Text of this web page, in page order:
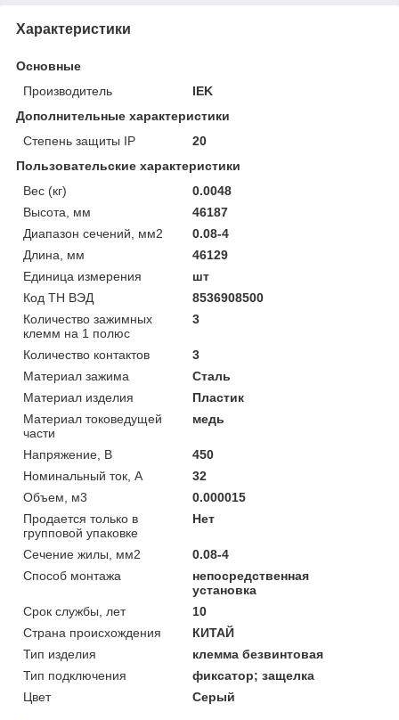
Характеристики
Основные
Производитель
IEK
Дополнительные характеристики
Степень защиты IP
20
Пользовательские характеристики
Вес (кг)
0.0048
Высота, мм
46187
Диапазон сечений, мм2
0.08-4
Длина, мм
46129
Единица измерения
шт
Код ТН ВЭД
8536908500
Количество зажимных
клемм на 1 полюс
3
Количество контактов
3
Материал зажима
Сталь
Материал изделия
Пластик
Материал токоведущей
части
медь
Напряжение, В
450
Номинальный ток, А
32
Объем, м3
0.000015
Продается только в
групповой упаковке
Нет
Сечение жилы, мм2
0.08-4
Способ монтажа
непосредственная
установка
Срок службы, лет
10
Страна происхождения
КИТАЙ
Тип изделия
клемма безвинтовая
Тип подключения
фиксатор; защелка
Цвет
Серый